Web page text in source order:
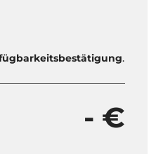
.
- €